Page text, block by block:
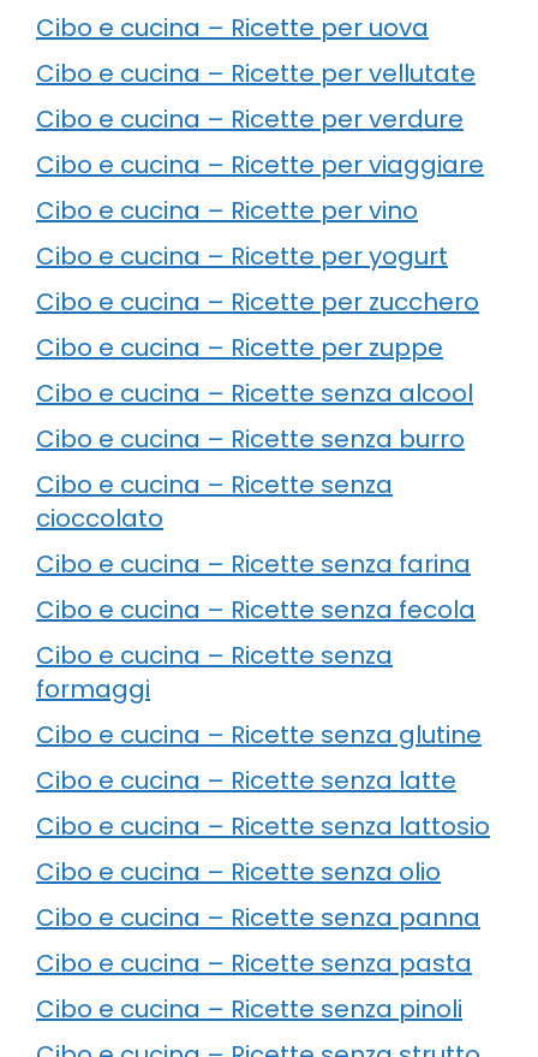
Cibo e cucina – Ricette per uova
Cibo e cucina – Ricette per vellutate
Cibo e cucina – Ricette per verdure
Cibo e cucina – Ricette per viaggiare
Cibo e cucina – Ricette per vino
Cibo e cucina – Ricette per yogurt
Cibo e cucina – Ricette per zucchero
Cibo e cucina – Ricette per zuppe
Cibo e cucina – Ricette senza alcool
Cibo e cucina – Ricette senza burro
Cibo e cucina – Ricette senza
cioccolato
Cibo e cucina – Ricette senza farina
Cibo e cucina – Ricette senza fecola
Cibo e cucina – Ricette senza
formaggi
Cibo e cucina – Ricette senza glutine
Cibo e cucina – Ricette senza latte
Cibo e cucina – Ricette senza lattosio
Cibo e cucina – Ricette senza olio
Cibo e cucina – Ricette senza panna
Cibo e cucina – Ricette senza pasta
Cibo e cucina – Ricette senza pinoli